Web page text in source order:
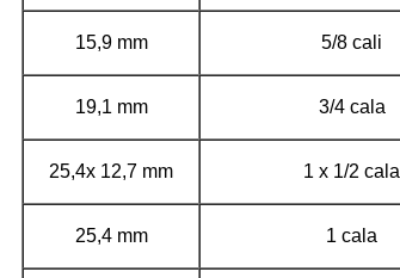
15,9 mm 5/8 cali
19,1 mm 3/4 cala
25,4x 12,7 mm 1 x 1/2 cala
25,4 mm 1 cala